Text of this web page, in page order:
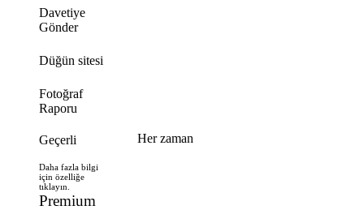
Davetiye
Gönder
Düğün sitesi
Fotoğraf
Raporu
Geçerli
Daha fazla bilgi
için özelliğe
tıklayın.
Her zaman
Premium